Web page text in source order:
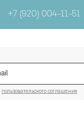
+7 (920) 004-11-51
пользовательского соглашения